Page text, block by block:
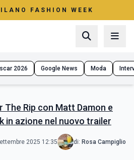
FASHION WEEK
2026 Google News Moda
The Rip con Matt Damon e
in azione nel nuovo trailer
2025 12:35 di: Rosa Campiglio